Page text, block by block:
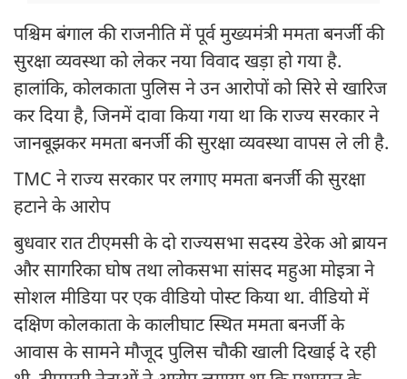
पश्चिम बंगाल की राजनीति में पूर्व मुख्यमंत्री ममता बनर्जी की
सुरक्षा व्यवस्था को लेकर नया विवाद खड़ा हो गया है.
हालांकि, कोलकाता पुलिस ने उन आरोपों को सिरे से खारिज
कर दिया है, जिनमें दावा किया गया था कि राज्य सरकार ने
जानबूझकर ममता बनर्जी की सुरक्षा व्यवस्था वापस ले ली है.
TMC ने राज्य सरकार पर लगाए ममता बनर्जी की सुरक्षा
हटाने के आरोप
बुधवार रात टीएमसी के दो राज्यसभा सदस्य डेरेक ओ ब्रायन
और सागरिका घोष तथा लोकसभा सांसद महुआ मोइत्रा ने
सोशल मीडिया पर एक वीडियो पोस्ट किया था. वीडियो में
दक्षिण कोलकाता के कालीघाट स्थित ममता बनर्जी के
आवास के सामने मौजूद पुलिस चौकी खाली दिखाई दे रही